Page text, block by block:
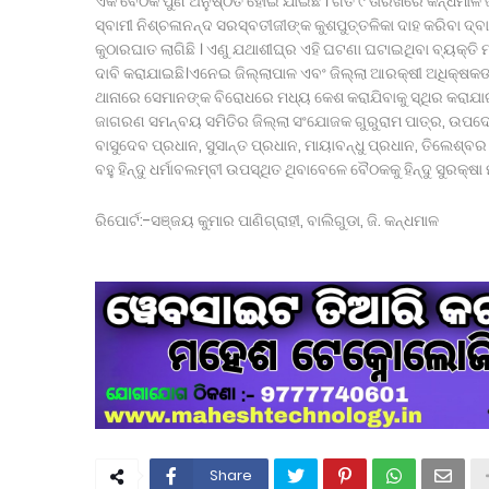
ସ୍ବାମୀ ନିଶ୍ଚଳାନନ୍ଦ ସରସ୍ବତୀଜୀଙ୍କ କୁଶପୁତ୍ତଳିକା ଦାହ କରିବା
କୁଠାରଘାତ ଲାଗିଛି । ଏଣୁ ଯଥାଶୀଘ୍ର ଏହି ଘଟଣା ଘଟାଇଥିବା
ଦାବି କରାଯାଇଛି।ଏନେଇ ଜିଲ୍ଲାପାଳ ଏବଂ ଜିଲ୍ଲା ଆରକ୍ଷୀ
ଥାନାରେ ସେମାନଙ୍କ ବିରୋଧରେ ମଧ୍ୟ କେଶ କରାଯିବାକୁ ସ୍ଥିର
ଜାଗରଣ ସମନ୍ବୟ ସମିତିର ଜିଲ୍ଲା ସଂଯୋଜକ ଗୁରୁରାମ ପାତ୍ର,
ବାସୁଦେବ ପ୍ରଧାନ, ସୁସାନ୍ତ ପ୍ରଧାନ, ମାୟାବନ୍ଧୁ ପ୍ରଧାନ,
ବହୁ ହିନ୍ଦୁ ଧର୍ମାବଲମ୍ବୀ ଉପସ୍ଥିତ ଥିବାବେଳେ ବୈଠକକୁ ହିନ୍ଦୁ
ରିପୋର୍ଟ:-ସଞ୍ଜୟ କୁମାର ପାଣିଗ୍ରାହୀ, ବାଲିଗୁଡା, ଜି. କନ୍ଧମାଳ
Share